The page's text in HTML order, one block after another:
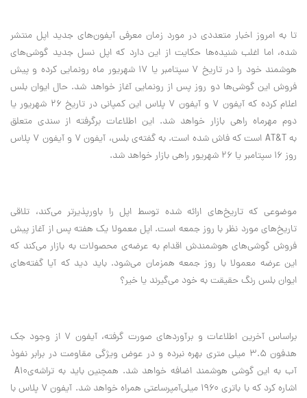
تا به امروز اخبار متعددی در مورد زمان معرفی آیفون‌های جدید اپل منتشر
شده، اما اغلب شنیده‌ها حکایت از این دارد که اپل نسل جدید گوشی‌های
هوشمند خود را در تاریخ ۷ سپتامبر یا ۱۷ شهریور ماه رونمایی کرده و پیش
فروش این گوشی‌ها دو روز پس از رونمایی آغاز خواهد شد. حال ایوان بلس
اعلام کرده که آیفون ۷ و آیفون ۷ پلاس این کمپانی در تاریخ ۲۶ شهریور یا
دوم مهرماه راهی بازار خواهد شد. این اطلاعات برگرفته از سندی متعلق
بهAT&T
است که فاش شده است. به گفته‌ی بلس، آیفون ۷ و آیفون ۷ پلاس
روز ۱۶ سپتامبر یا ۲۶ شهریور راهی بازار خواهد شد
.
موضوعی که تاریخ‌های ارائه شده توسط اپل را باورپذیرتر می‌کند، تلاقی
تاریخ‌های مورد نظر با روز جمعه است. اپل معمولا یک هفته پس از آغاز پیش
فروش گوشی‌های هوشمندش اقدام به عرضه‌ی محصولات به بازار می‌کند که
این عرضه معمولا با روز جمعه همزمان می‌شود. باید دید که آیا گفته‌های
ایوان بلس رنگ حقیقت به خود می‌گیرند یا خیر؟
براساس آخرین اطلاعات و برآوردهای صورت گرفته، آیفون ۷ از وجود جک
هدفون ۳.۵ میلی متری بهره نبرده و در عوض ویژگی مقاومت در برابر نفوذ
آب به این گوشی هوشمند اضافه خواهد شد. همچنین باید به تراشه‌یA10
اشاره کرد که با باتری ۱۹۶۰ میلی‌آمپر‌ساعتی همراه خواهد شد. آیفون ۷ پلاس با